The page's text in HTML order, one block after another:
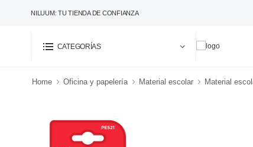
NILUUM: TU TIENDA DE CONFIANZA
CATEGORÍAS
Home Oficina y papelería Material escolar Material